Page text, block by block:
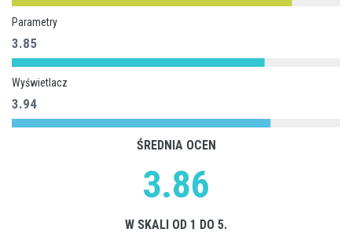
Parametry
3.85
Wyświetlacz
3.94
ŚREDNIA OCEN
3.86
W SKALI OD 1 DO 5.